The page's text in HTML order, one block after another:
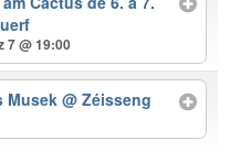
7 @ 19:00
Musek@ Zéisseng